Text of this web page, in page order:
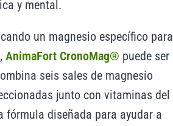
y mental.
un magnesio específico para
, AnimaFort CronoMag® puede ser
seis sales de magnesio
junto con vitaminas del
fórmula diseñada para ayudar a